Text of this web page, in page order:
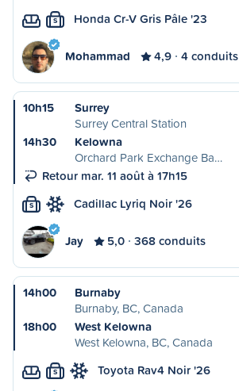
S Honda Cr-V Gris Pâle '23
Mohammad 4,9 4 conduits
10h15
Surrey
Surrey Central Station
14h30
Kelowna
Orchard Park Exchange Ba…
Retour mar. 11 août à 17h15
S Cadillac Lyriq Noir '26
Jay 5,0 368 conduits
14h00
Burnaby
Burnaby, BC, Canada
18h00
West Kelowna
West Kelowna, BC, Canada
S Toyota Rav4 Noir '26